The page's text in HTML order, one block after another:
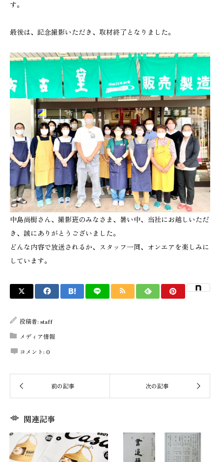
す。
最後は、記念撮影いただき、取材終了となりました。
中島尚樹さん、撮影班のみなさま、暑い中、当社にお越しいただ
き、誠にありがとうございました。
どんな内容で放送されるか、スタッフ一同、オンエアを楽しみに
しています。
投稿者: staff
メディア情報
コメント: 0
関連記事